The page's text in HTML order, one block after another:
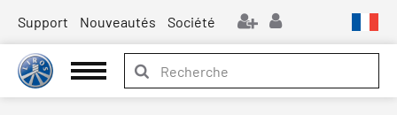
Support Nouveautés Société